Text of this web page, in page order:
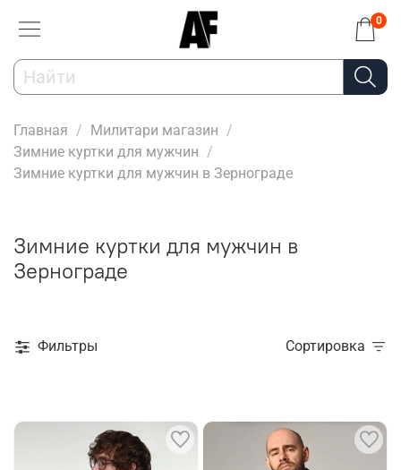
0
Главная
Милитари магазин
Зимние куртки для мужчин
Зимние куртки для мужчин в Зернограде
Зимние куртки для мужчин в
Зернограде
Фильтры Сортировка